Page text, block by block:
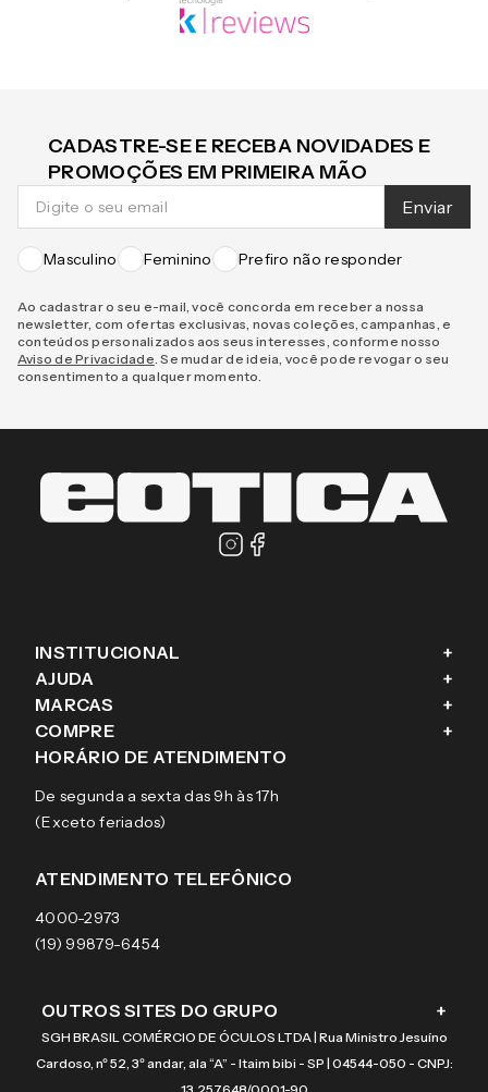
CADASTRE-SE E RECEBA NOVIDADES E
PROMOÇÕES EM PRIMEIRA MÃO
Enviar
Masculino Feminino Prefiro não responder
Ao cadastrar o seu e-mail, você concorda em receber a nossa
newsletter, com ofertas exclusivas, novas coleções, campanhas, e
conteúdos personalizados aos seus interesses, conforme nosso
Aviso de Privacidade . Se mudar de ideia, você pode revogar o seu
consentimento a qualquer momento.
INSTITUCIONAL +
Fale conosco
Blog
Sobre a eÓtica
Aviso de privacidade
Termos e condições de uso
AJUDA +
Como comprar
Trocas e Devoluções
Pagamentos
Garantias
MARCAS +
Ray-Ban
Tecnol
Arnette
Burberry
COMPRE +
Óculos de sol
Lentes de contato
HORÁRIO DE ATENDIMENTO
De segunda a sexta das 9h às 17h
(Exceto feriados)
ATENDIMENTO TELEFÔNICO
4000-2973
(19) 99879-6454
OUTROS SITES DO GRUPO +
SGH BRASIL COMÉRCIO DE ÓCULOS LTDA | Rua Ministro Jesuíno
Cardoso, nº 52, 3º andar, ala “A” - Itaim bibi - SP | 04544-050 - CNPJ: